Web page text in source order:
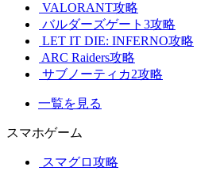
VALORANT攻略
バルダーズゲート3攻略
LET IT DIE: INFERNO攻略
ARC Raiders攻略
サブノーティカ2攻略
一覧を見る
スマホゲーム
スマグロ攻略